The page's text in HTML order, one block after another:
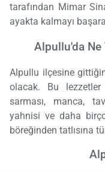
tarafından Mimar
ayakta kalmayı
Alpullu'da Ne
Alpullu ilçesine
olacak. Bu lezzetler
sarması, manca,
yahnisi ve daha
böreğinden tatlısına